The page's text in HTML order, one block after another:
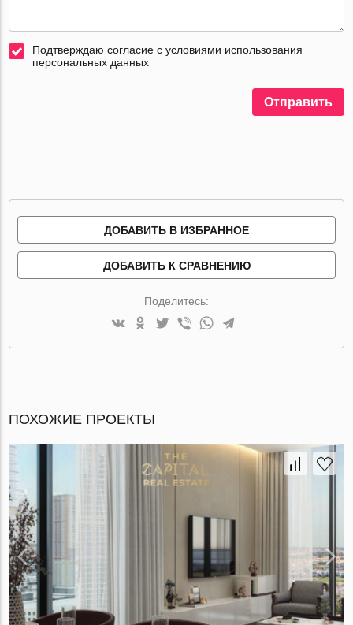
Подтверждаю согласие с условиями использования
персональных данных
Отправить
ДОБАВИТЬ В ИЗБРАННОЕ
ДОБАВИТЬ К СРАВНЕНИЮ
Поделитесь:
ПОХОЖИЕ ПРОЕКТЫ